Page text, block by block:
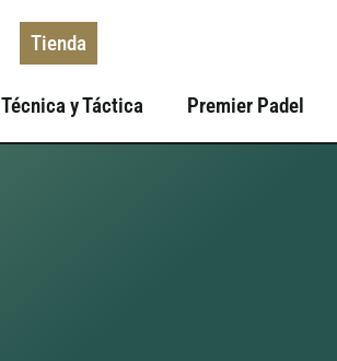
Tienda
Técnica y Táctica Premier Padel